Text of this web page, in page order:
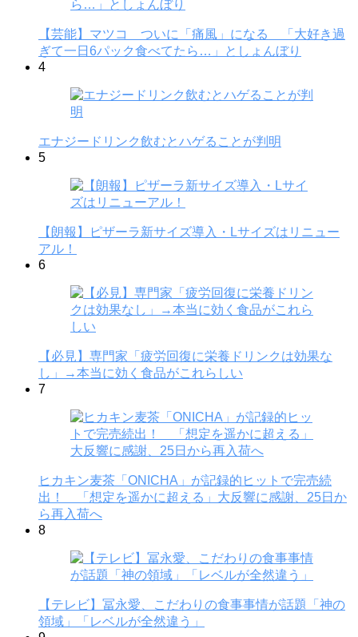
【芸能】マツコ ついに「痛風」になる 「大好き過
ぎて一日6パック食べてたら…」としょんぼり
4
エナジードリンク飲むとハゲることが判明
5
【朗報】ピザーラ新サイズ導入・Lサイズはリニュー
アル！
6
【必見】専門家「疲労回復に栄養ドリンクは効果な
し」→本当に効く食品がこれらしい
7
ヒカキン麦茶「ONICHA」が記録的ヒットで完売続
出！ 「想定を遥かに超える」大反響に感謝、25日か
ら再入荷へ
8
【テレビ】冨永愛、こだわりの食事事情が話題「神の
領域」「レベルが全然違う」